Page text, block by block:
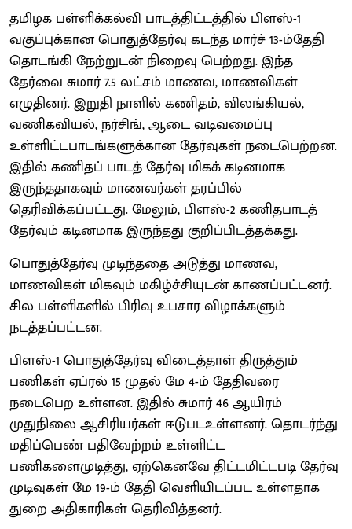
தமிழக பள்ளிக்கல்வி பாடத்திட்டத்தில் பிளஸ்-1
வகுப்புக்கான பொதுத்தேர்வு கடந்த மார்ச் 13-ம்தேதி
தொடங்கி நேற்றுடன் நிறைவு பெற்றது. இந்த
தேர்வை சுமார் 7.5 லட்சம் மாணவ, மாணவிகள்
எழுதினர். இறுதி நாளில் கணிதம், விலங்கியல்,
வணிகவியல், நர்சிங், ஆடை வடிவமைப்பு
உள்ளிட்டபாடங்களுக்கான தேர்வுகள் நடைபெற்றன.
இதில் கணிதப் பாடத் தேர்வு மிகக் கடினமாக
இருந்ததாகவும் மாணவர்கள் தரப்பில்
தெரிவிக்கப்பட்டது. மேலும், பிளஸ்-2 கணிதபாடத்
தேர்வும் கடினமாக இருந்தது குறிப்பிடத்தக்கது.
பொதுத்தேர்வு முடிந்ததை அடுத்து மாணவ,
மாணவிகள் மிகவும் மகிழ்ச்சியுடன் காணப்பட்டனர்.
சில பள்ளிகளில் பிரிவு உபசார விழாக்களும்
நடத்தப்பட்டன.
பிளஸ்-1 பொதுத்தேர்வு விடைத்தாள் திருத்தும்
பணிகள் ஏப்ரல் 15 முதல் மே 4-ம் தேதிவரை
நடைபெற உள்ளன. இதில் சுமார் 46 ஆயிரம்
முதுநிலை ஆசிரியர்கள் ஈடுபடஉள்ளனர். தொடர்ந்து
மதிப்பெண் பதிவேற்றம் உள்ளிட்ட
பணிகளைமுடித்து, ஏற்கெனவே திட்டமிட்டபடி தேர்வு
முடிவுகள் மே 19-ம் தேதி வெளியிடப்பட உள்ளதாக
துறை அதிகாரிகள் தெரிவித்தனர்.